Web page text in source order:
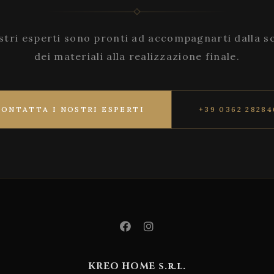
esperti sono pronti ad accompagnarti dalla
dei materiali alla realizzazione finale.
I NOSTRI ESPERTI +39 0362
KREO HOME s.r.l.